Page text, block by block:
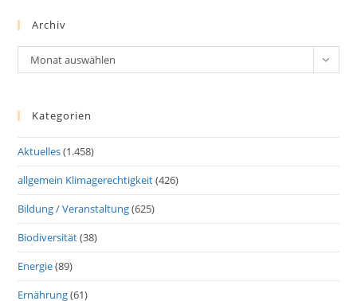
Archiv
Archiv
Monat auswählen
Kategorien
Aktuelles(1.458)
allgemein Klimagerechtigkeit(426)
Bildung / Veranstaltung(625)
Biodiversität(38)
Energie(89)
Ernährung(61)